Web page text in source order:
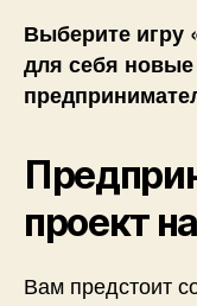
Выберите игру
для себя
проект
Вам предстоит